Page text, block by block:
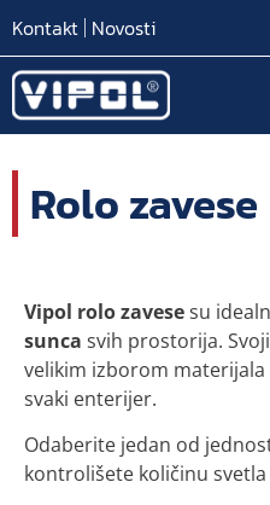
Kontakt Novosti
Rolo zavese
Vipol rolo zavesesu
sunca svih prostorija.
velikim izborom materijala
svaki enterijer.
Odaberite jedan od
kontrolišete količinu